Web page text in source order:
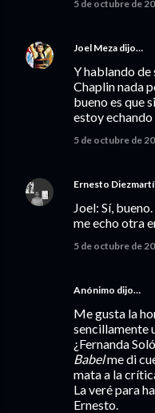
5 de octubre de
Joel Meza dijo…
Y hablando
Chaplin nada
bueno es que
estoy
5 de octubre de
Ernesto
Joel: Sí,
me echo otra
5 de octubre de
Anónimo dijo…
Me gusta la
sencillamente
¿Fernanda
Babelme di
mata a la
La veré para
Ernesto.